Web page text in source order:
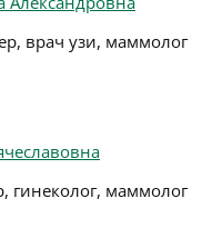
врач узи, маммолог
гинеколог, маммолог